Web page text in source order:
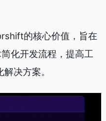
的核心价值，旨在
化开发流程，提高工
决方案。